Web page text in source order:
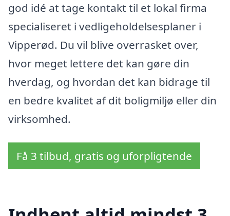
god idé at tage kontakt til et lokal firma
specialiseret i vedligeholdelsesplaner i
Vipperød. Du vil blive overrasket over,
hvor meget lettere det kan gøre din
hverdag, og hvordan det kan bidrage til
en bedre kvalitet af dit boligmiljø eller din
virksomhed.
Få 3 tilbud, gratis og uforpligtende